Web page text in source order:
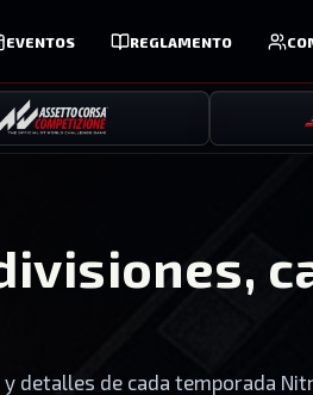
EVENTOS REGLAMENTO
detalles de cada temporada